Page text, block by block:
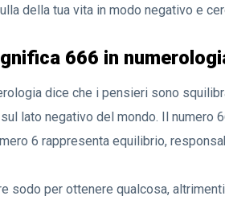
della tua vita in modo negativo e
666 in
dice che i pensieri sono
lato negativo del mondo. Il numero
6 rappresenta equilibrio,
sodo per ottenere qualcosa,